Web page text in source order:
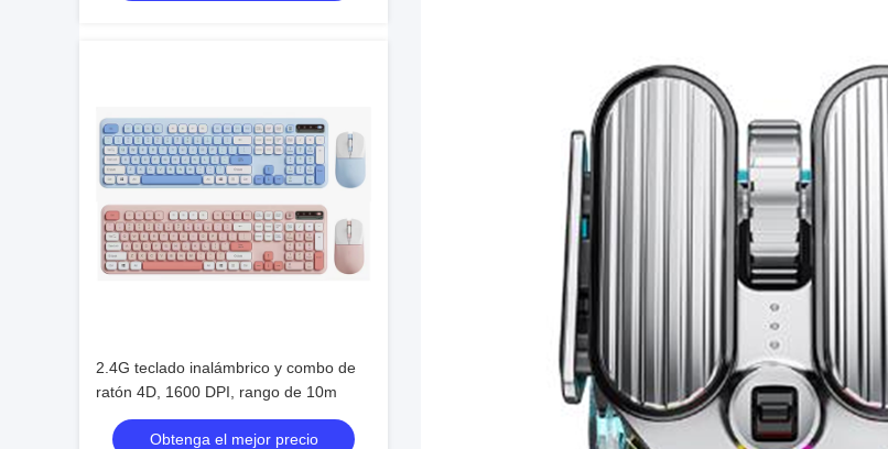
2.4G teclado inalámbrico y combo de
ratón 4D, 1600 DPI, rango de 10m
Obtenga el mejor precio